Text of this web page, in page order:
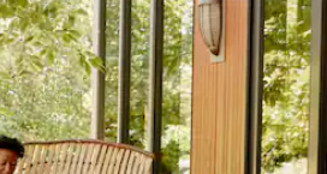
au uchunguze kwa kugusa au